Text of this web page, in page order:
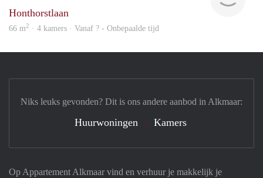
Honthorstlaan
66 m2 · 4 kamers · Vanaf ? - Onbepaalde tijd
Op Appartement Alkmaar vind en verhuur je makkelijk je
Niks leuks gevonden? Dit is ons andere aanbod in Alkmaar:
Huurwoningen Kamers